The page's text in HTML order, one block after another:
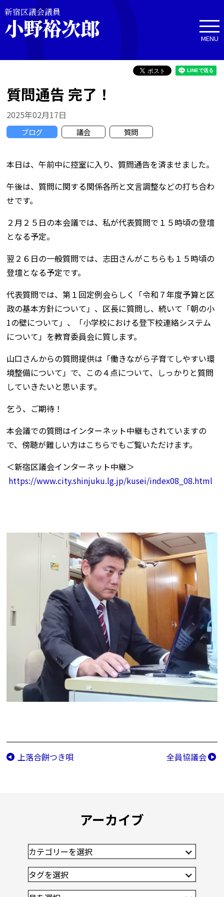
新宿区議会議員
小野裕次郎 MENU
質問通告 完了！
2025年02月17日
ブログ 議会 質問
本日は、午前中に控室に入り、質問通告を済ませました。
午後は、質問に関する関係各所と文言調整などの打ち合わ
せです。
２月２５日の本会議では、私が代表質問で１５時頃の登壇
となる予定。
翌２６日の一般質問では、志田さんがこちらも１５時頃の
登壇となる予定です。
代表質問では、第１回定例会らしく「令和７年度予算と区
政の基本方針について」、区長に質問し、続いて「朝の小
1の壁について」、「小学校における登下校連絡システム
について」を教育委員会に質します。
山口さんからの質問提供は「働きながら子育てしやすい環
境整備について」で、この４点について、しっかりと質問
していきたいと思います。
乞う、ご期待！
本会議での質問はインターネット中継もされていますの
で、傍聴が難しい方はこちらでもご覧いただけます。
＜新宿区議会インターネット中継＞
https://www.city.shinjuku.lg.jp/kusei/index08_08.html
上落合餅つき唄 全員協議会
アーカイブ